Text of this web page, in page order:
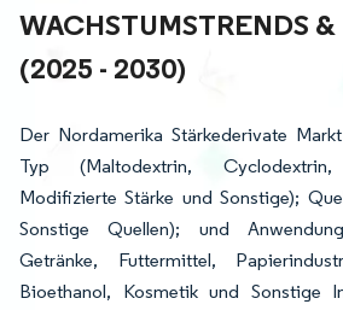
ACHSTUMSTRENDS &
2025 - 2030)
Der Nordamerika Stärkederivate
Typ (Maltodextrin, Cyclodextrin,
Modifizierte Stärke und Sonstige);
Sonstige Quellen); und
Getränke, Futtermittel,
Bioethanol, Kosmetik und Sonstige